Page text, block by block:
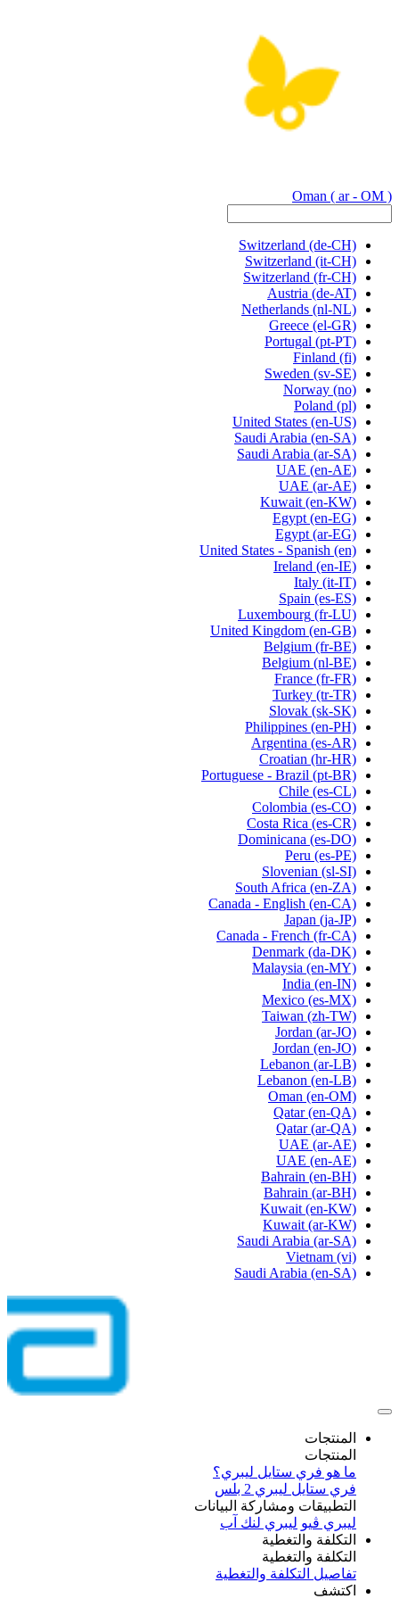
Oman ( ar - OM )
Switzerland (de-CH)
Switzerland (it-CH)
Switzerland (fr-CH)
Austria (de-AT)
Netherlands (nl-NL)
Greece (el-GR)
Portugal (pt-PT)
Finland (fi)
Sweden (sv-SE)
Norway (no)
Poland (pl)
United States (en-US)
Saudi Arabia (en-SA)
Saudi Arabia (ar-SA)
UAE (en-AE)
UAE (ar-AE)
Kuwait (en-KW)
Egypt (en-EG)
Egypt (ar-EG)
United States - Spanish (en)
Ireland (en-IE)
Italy (it-IT)
Spain (es-ES)
Luxembourg (fr-LU)
United Kingdom (en-GB)
Belgium (fr-BE)
Belgium (nl-BE)
France (fr-FR)
Turkey (tr-TR)
Slovak (sk-SK)
Philippines (en-PH)
Argentina (es-AR)
Croatian (hr-HR)
Portuguese - Brazil (pt-BR)
Chile (es-CL)
Colombia (es-CO)
Costa Rica (es-CR)
Dominicana (es-DO)
Peru (es-PE)
Slovenian (sl-SI)
South Africa (en-ZA)
Canada - English (en-CA)
Japan (ja-JP)
Canada - French (fr-CA)
Denmark (da-DK)
Malaysia (en-MY)
India (en-IN)
Mexico (es-MX)
Taiwan (zh-TW)
Jordan (ar-JO)
Jordan (en-JO)
Lebanon (ar-LB)
Lebanon (en-LB)
Oman (en-OM)
Qatar (en-QA)
Qatar (ar-QA)
UAE (ar-AE)
UAE (en-AE)
Bahrain (en-BH)
Bahrain (ar-BH)
Kuwait (en-KW)
Kuwait (ar-KW)
Saudi Arabia (ar-SA)
Vietnam (vi)
Saudi Arabia (en-SA)
المنتجات
المنتجات
ما هو فري ستايل ليبري؟
فري ستايل ليبري 2 بلس​
التطبيقات ومشاركة البيانات
ليبري ڤيو ليبري لنك آب
التكلفة والتغطية
التكلفة والتغطية
تفاصيل التكلفة والتغطية
اكتشف​